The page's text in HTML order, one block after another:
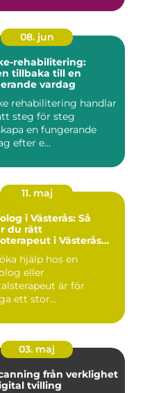
08. jun
rehabilitering:
tillbaka till en
vardag
rehabilitering handlar
steg för steg
en fungerande
efter e...
11. maj
i Västerås: Så
du rätt
i Västerås
hjälp hos en
eller
är för
ett stor...
03. maj
från verklighet
tvilling